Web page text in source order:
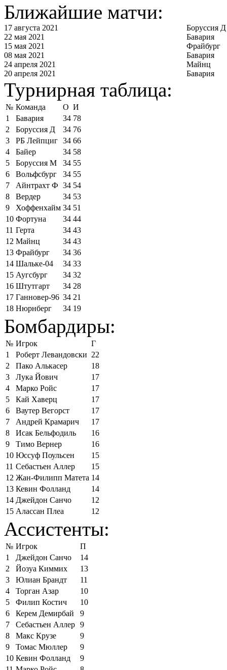
Ближайшие матчи:
17 августа 2021
Боруссия Д
22 мая 2021
Бавария
15 мая 2021
Фрайбург
08 мая 2021
Бавария
24 апреля 2021
Майнц
20 апреля 2021
Бавария
Турнирная таблица:
№ Команда О И
1
Бавария 34 78
2
Боруссия Д 34 76
3
РБ Лейпциг 34 66
4
Байер 34 58
5
Боруссия М 34 55
6
Вольфсбург 34 55
7
Айнтрахт Ф 34 54
8
Вердер 34 53
9
Хоффенхайм 34 51
10 Фортуна 34 44
11 Герта 34 43
12 Майнц 34 43
13 Фрайбург 34 36
14 Шальке-04 34 33
15 Аугсбург 34 32
16 Штутгарт 34 28
17 Ганновер-96 34 21
18 Нюрнберг 34 19
Бомбардиры:
№ Игрок
Г
1
Роберт Левандовски 22
2
Пако Алькасер
18
3
Лука Йович
17
4
Марко Ройс
17
5
Кай Хаверц
17
6
Ваутер Вегорст
17
7
Андрей Крамарич
17
8
Исак Бельфодиль
16
9
Тимо Вернер
16
10 Юссуф Поульсен
15
11 Себастьен Аллер
15
12 Жан-Филипп Матета 14
13 Кевин Фолланд
14
14 Джейдон Санчо
12
15 Алассан Плеа 12
Ассистенты:
№ Игрок
П
1
Джейдон Санчо
14
2
Йозуа Киммих
13
3
Юлиан Брандт
11
4
Торган Азар
10
5
Филип Костич
10
6
Керем Демирбай
9
7
Себастьен Аллер 9
8
Макс Крузе
9
9
Томас Мюллер
9
10 Кевин Фолланд
9